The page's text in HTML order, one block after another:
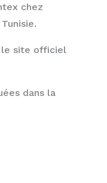
chez
le site officiel
dans la